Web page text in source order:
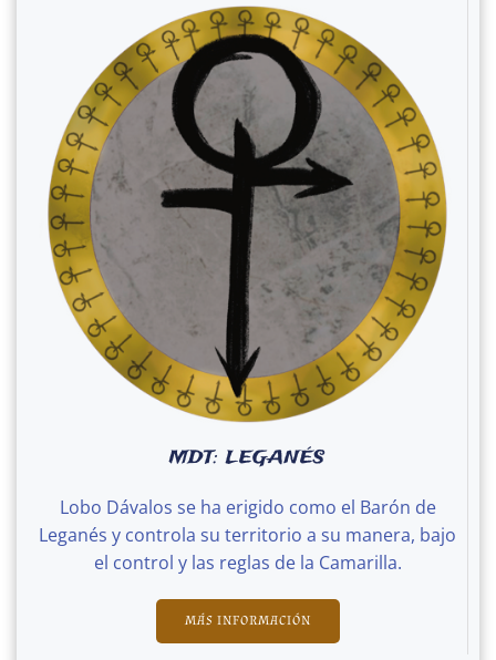
MDT: LEGANÉS
Lobo Dávalos se ha erigido como el Barón de
Leganés y controla su territorio a su manera, bajo
el control y las reglas de la Camarilla.
MÁS INFORMACIÓN